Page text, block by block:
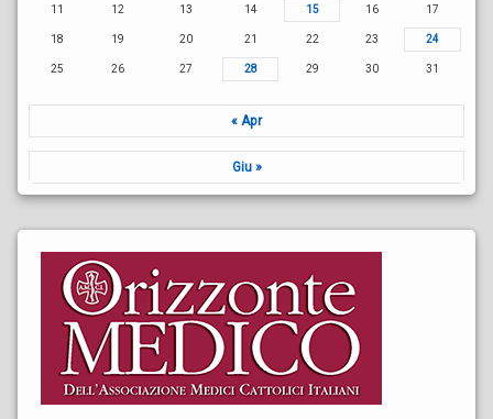
11 12 13 14 15 16 17
18 19 20 21 22 23 24
25 26 27 28 29 30 31
« Apr
Giu »